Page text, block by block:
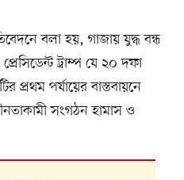
বলা হয়, গাজায় যুদ্ধ বন্ধ
ট্রাম্প যে ২০ দফা
প্রথম পর্যায়ের বাস্তবায়নে
সংগঠন হামাস ও